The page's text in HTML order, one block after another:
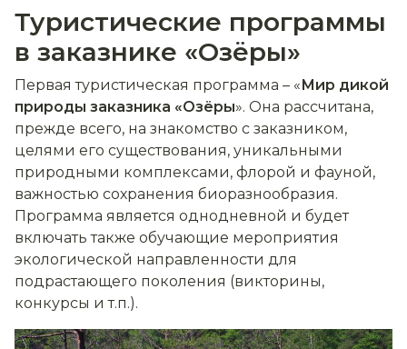
Туристические программы
в заказнике «Озёры»
Первая туристическая программа – « Мир дикой
природы заказника «Озёры». Она рассчитана,
прежде всего, на знакомство с заказником,
целями его существования, уникальными
природными комплексами, флорой и фауной,
важностью сохранения биоразнообразия.
Программа является однодневной и будет
включать также обучающие мероприятия
экологической направленности для
подрастающего поколения (викторины,
конкурсы и т.п.).